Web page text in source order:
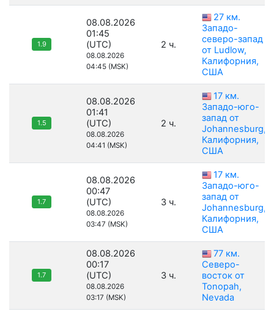
1.9
08.08.2026
01:45
(UTC)
08.08.2026
04:45 (MSK)
2 ч.
27 км.
Западо-
северо-запад
от Ludlow,
Калифорния,
США
1.5
08.08.2026
01:41
(UTC)
08.08.2026
04:41 (MSK)
2 ч.
17 км.
Западо-юго-
запад от
Johannesburg,
Калифорния,
США
1.7
08.08.2026
00:47
(UTC)
08.08.2026
03:47 (MSK)
3 ч.
17 км.
Западо-юго-
запад от
Johannesburg,
Калифорния,
США
1.7
08.08.2026
00:17
(UTC)
08.08.2026
03:17 (MSK)
3 ч.
77 км.
Северо-
восток от
Tonopah,
Nevada